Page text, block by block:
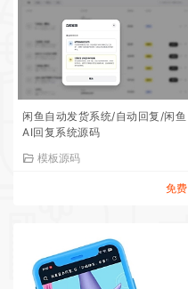
闲鱼自动发货系统/自动回复/闲鱼
AI回复系统源码
模板源码
免费